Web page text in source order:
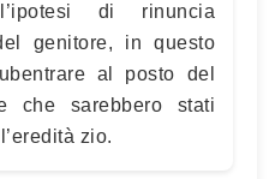
di rinuncia
genitore, in questo
al posto del
che sarebbero stati
zio.